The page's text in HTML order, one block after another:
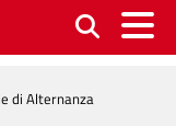
di Alternanza